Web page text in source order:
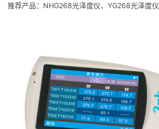
推荐产品：NHG268光泽度仪、YG268光泽度仪